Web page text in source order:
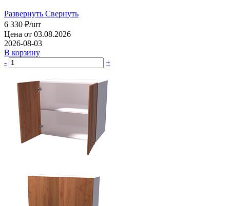
Развернуть Свернуть
6 330 ₽/шт
Цена от 03.08.2026
2026-08-03
В корзину
-
+